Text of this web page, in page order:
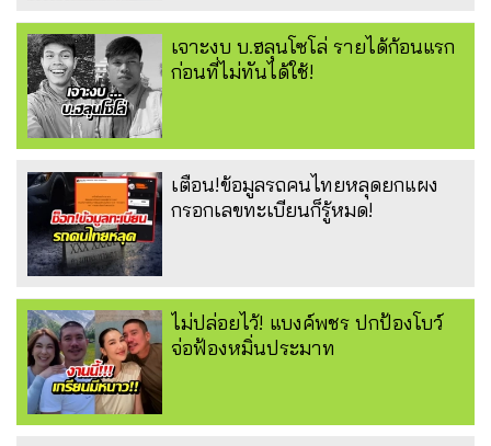
เจาะงบ บ.ฮลุนโซโล่ รายได้ก้อนแรก
ก่อนที่ไม่ทันได้ใช้!
เตือน!ข้อมูลรถคนไทยหลุดยกแผง
กรอกเลขทะเบียนก็รู้หมด!
ไม่ปล่อยไว้! แบงค์พชร ปกป้องโบว์
จ่อฟ้องหมิ่นประมาท